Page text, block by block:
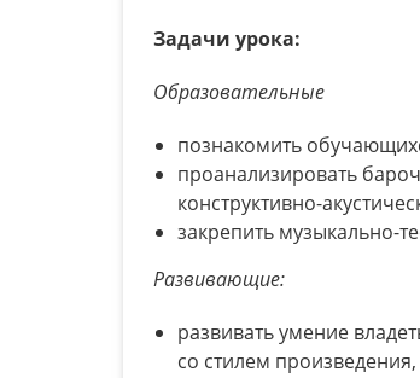
Задачи урока:
Образовательные
познакомить
проанализировать
конструктивно-
закрепить музыкально-
Развивающие:
развивать умение
со стилем